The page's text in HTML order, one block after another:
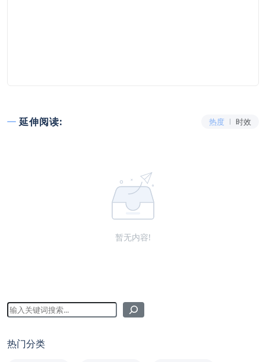
延伸阅读: 热度 时效
暂无内容!
热门分类